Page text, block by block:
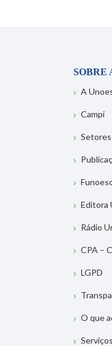
SOBRE
A
Campi
Setores
Editora
Rádio
CPA –
LGPD
O que